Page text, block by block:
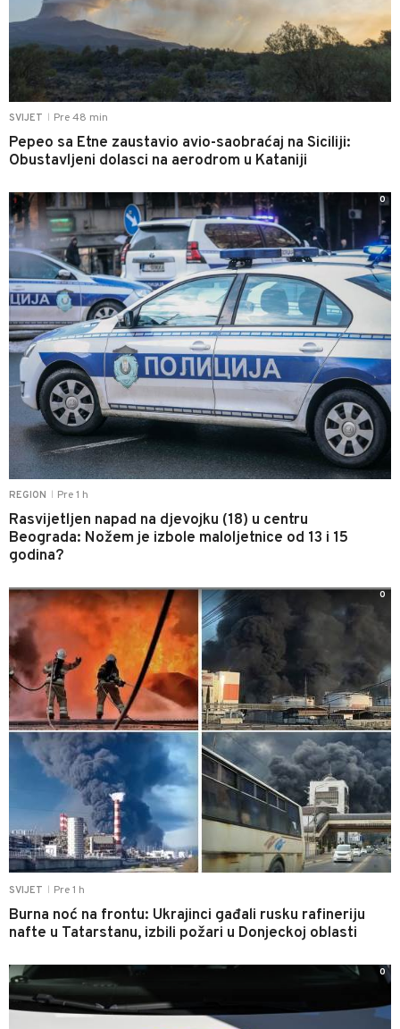
SVIJET Pre 48 min
Pepeo sa Etne zaustavio avio-saobraćaj na Siciliji:
Obustavljeni dolasci na aerodrom u Kataniji
REGION Pre 1 h
Rasvijetljen napad na djevojku (18) u centru
Beograda: Nožem je izbole maloljetnice od 13 i 15
godina?
0
SVIJET Pre 1 h
Burna noć na frontu: Ukrajinci gađali rusku rafineriju
nafte u Tatarstanu, izbili požari u Donjeckoj oblasti
0
0